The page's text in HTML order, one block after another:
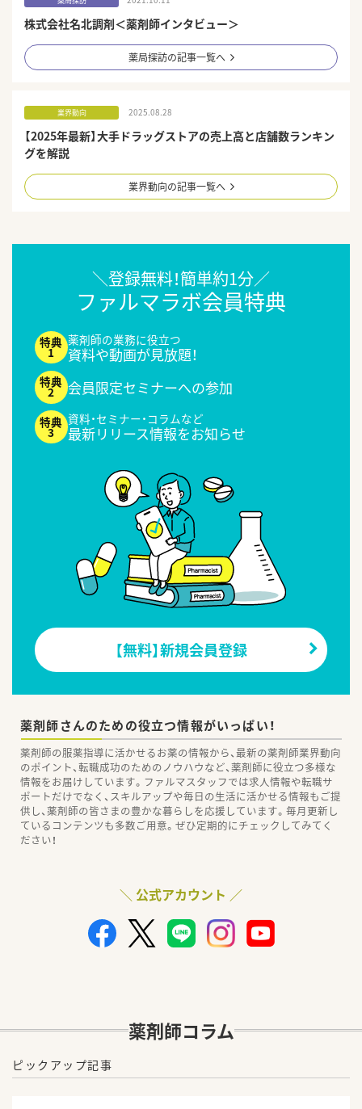
株式会社名北調剤＜薬剤師インタビュー＞
薬局探訪の記事一覧へ
業界動向 2025.08.28
【2025年最新】大手ドラッグストアの売上高と店舗数ランキン
グを解説
業界動向の記事一覧へ
＼登録無料！簡単約1分／
ファルマラボ会員特典
薬剤師の業務に役立つ
資料や動画が見放題！
会員限定セミナーへの参加
資料・セミナー・コラムなど
最新リリース情報をお知らせ
【無料】新規会員登録
薬剤師さんのための役立つ情報がいっぱい！
薬剤師の服薬指導に活かせるお薬の情報から、最新の薬剤師業界動向
のポイント、転職成功のためのノウハウなど、薬剤師に役立つ多様な
情報をお届けしています。ファルマスタッフでは求人情報や転職サ
ポートだけでなく、スキルアップや毎日の生活に活かせる情報もご提
供し、薬剤師の皆さまの豊かな暮らしを応援しています。毎月更新し
ているコンテンツも多数ご用意。ぜひ定期的にチェックしてみてく
ださい！
＼ 公式アカウント ／
薬剤師コラム
ピックアップ記事